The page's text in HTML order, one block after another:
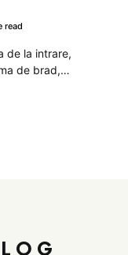
read
de la intrare,
de brad,…